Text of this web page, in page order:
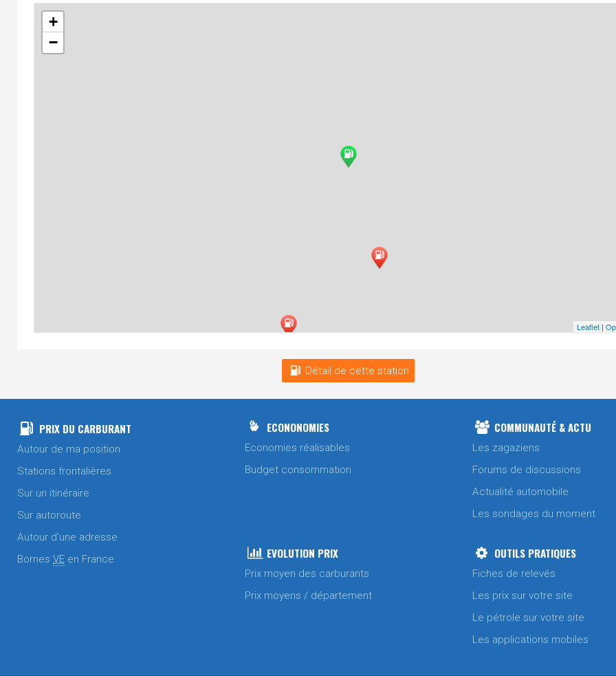
+
−
Leaflet |
Détail de cette station
PRIX DU CARBURANT
Autour de ma position
Stations frontalières
Sur un itinéraire
Sur autoroute
Autour d'une adresse
Bornes VE en France
ECONONOMIES
Economies réalisables
Budget consommation
COMMUNAUTÉ & ACTU
Les zagaziens
Forums de discussions
Actualité automobile
Les sondages du moment
EVOLUTION PRIX
Prix moyen des carburants
Prix moyens / département
OUTILS PRATIQUES
Fiches de relevés
Les prix sur votre site
Le pétrole sur votre site
Les applications mobiles